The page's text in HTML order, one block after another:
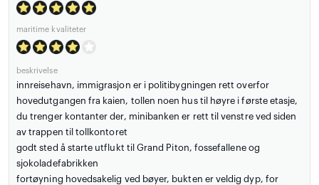
maritime kvaliteter
beskrivelse
innreisehavn, immigrasjon er i politibygningen rett overfor
hovedutgangen fra kaien, tollen noen hus til høyre i første etasje,
du trenger kontanter der, minibanken er rett til venstre ved siden
av trappen til tollkontoret
godt sted å starte utflukt til Grand Piton, fossefallene og
sjokoladefabrikken
fortøyning hovedsakelig ved bøyer, bukten er veldig dyp, for